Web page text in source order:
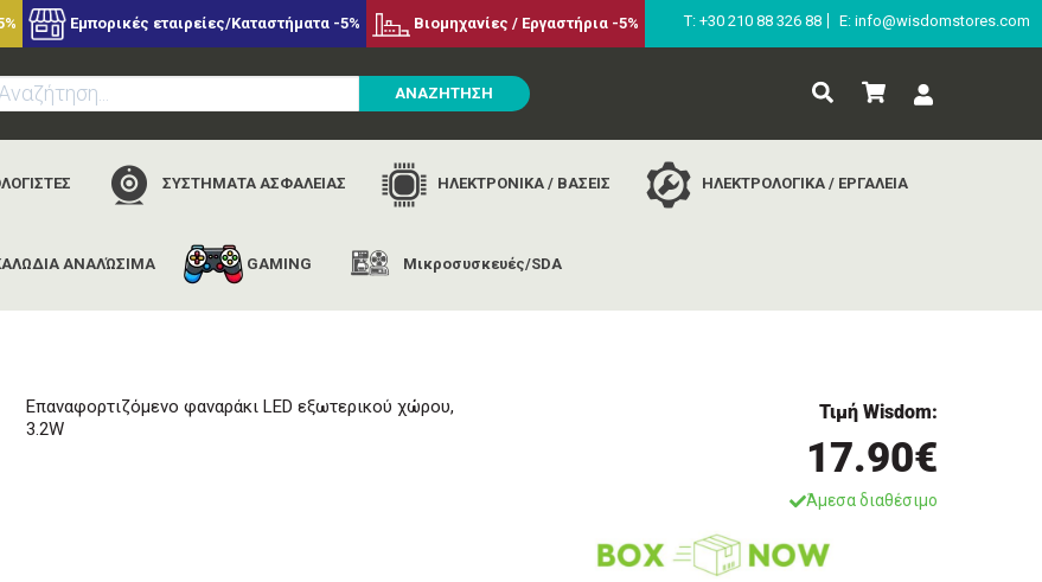
Εμπορικές εταιρείες/Καταστήματα -5% Βιομηχανίες / Εργαστήρια -5% Τ: +30 210 88 326 88 E: info@wisdomstores.com
ΑΝΑΖΗΤΗΣΗ
ΣΥΣΤΗΜΑΤΑ ΑΣΦΑΛΕΙΑΣ ΗΛΕΚΤΡΟΝΙΚΑ / ΒΑΣΕΙΣ ΗΛΕΚΤΡΟΛΟΓΙΚΑ / ΕΡΓΑΛΕΙΑ
ΑΝΑΛΏΣΙΜΑ GAMING Μικροσυσκευές/SDA
αρχική εταιρίες life sonora lily black
Επαναφορτιζόμενο φαναράκι LED εξωτερικού χώρου,
3.2W
Τιμή Wisdom:
17.90€
Άμεσα διαθέσιμο